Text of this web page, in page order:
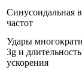
Синусоидальная
частот
Удары
3g и
ускорения